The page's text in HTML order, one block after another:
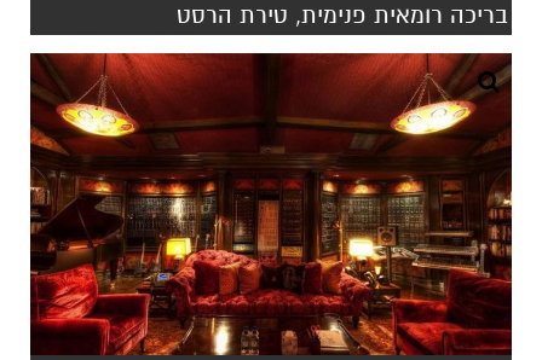
בריכה רומאית פנימית, טירת הרסט